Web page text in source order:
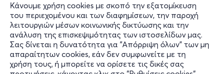
Κάνουμε χρήση cookies με σκοπό την εξατομίκευση
του περιεχομένου και των διαφημίσεων, την παροχή
λειτουργιών μέσων κοινωνικής δικτύωσης και την
ανάλυση της επισκεψιμότητας των ιστοσελίδων μας.
Σας δίνεται η δυνατότητα για "Απόρριψη όλων" των μη
απαραίτητων cookies, εάν δεν συμφωνείτε με τη
χρήση τους, ή μπορείτε να ορίσετε τις δικές σας